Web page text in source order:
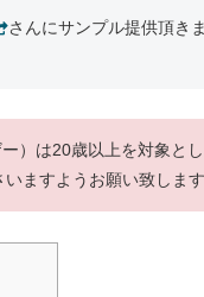
さんにサンプル提供頂き
）は20歳以上を対象とし
ますようお願い致します